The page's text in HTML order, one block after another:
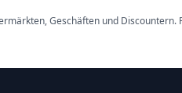
Geschäften und